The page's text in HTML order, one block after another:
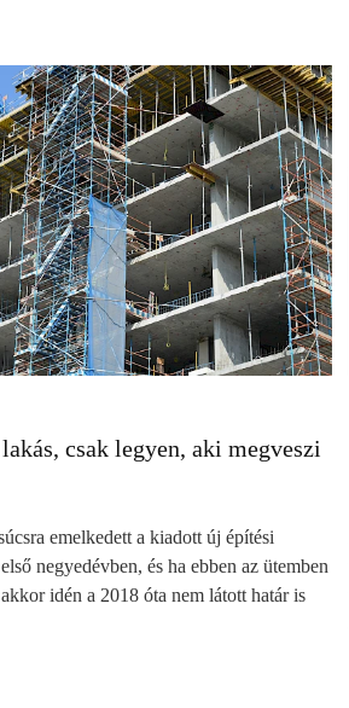
csak legyen, aki megveszi
emelkedett a kiadott új építési
negyedévben, és ha ebben az ütemben
idén a 2018 óta nem látott határ is